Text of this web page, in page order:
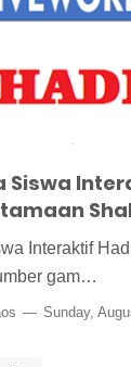
Online Shalat
Siswa
Interaktif
gam…
Sunday,